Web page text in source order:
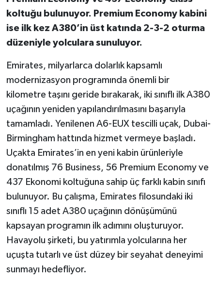
koltuğu bulunuyor. Premium Economy kabini
ise ilk kez A380’in üst katında 2-3-2 oturma
düzeniyle yolculara sunuluyor.
Emirates, milyarlarca dolarlık kapsamlı
modernizasyon programında önemli bir
kilometre taşını geride bırakarak, iki sınıflı ilk A380
uçağının yeniden yapılandırılmasını başarıyla
tamamladı. Yenilenen A6-EUX tescilli uçak, Dubai-
Birmingham hattında hizmet vermeye başladı.
Uçakta Emirates’in en yeni kabin ürünleriyle
donatılmış 76 Business, 56 Premium Economy ve
437 Ekonomi koltuğuna sahip üç farklı kabin sınıfı
bulunuyor. Bu çalışma, Emirates filosundaki iki
sınıflı 15 adet A380 uçağının dönüşümünü
kapsayan programın ilk adımını oluşturuyor.
Havayolu şirketi, bu yatırımla yolcularına her
uçuşta tutarlı ve üst düzey bir seyahat deneyimi
sunmayı hedefliyor.